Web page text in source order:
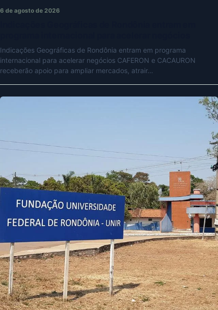
6 de agosto de 2026
Indicações Geográficas de Rondônia entram em programa
internacional para acelerar negócios CAFERON e CACAURON
receberão apoio para ampliar mercados, atrair…